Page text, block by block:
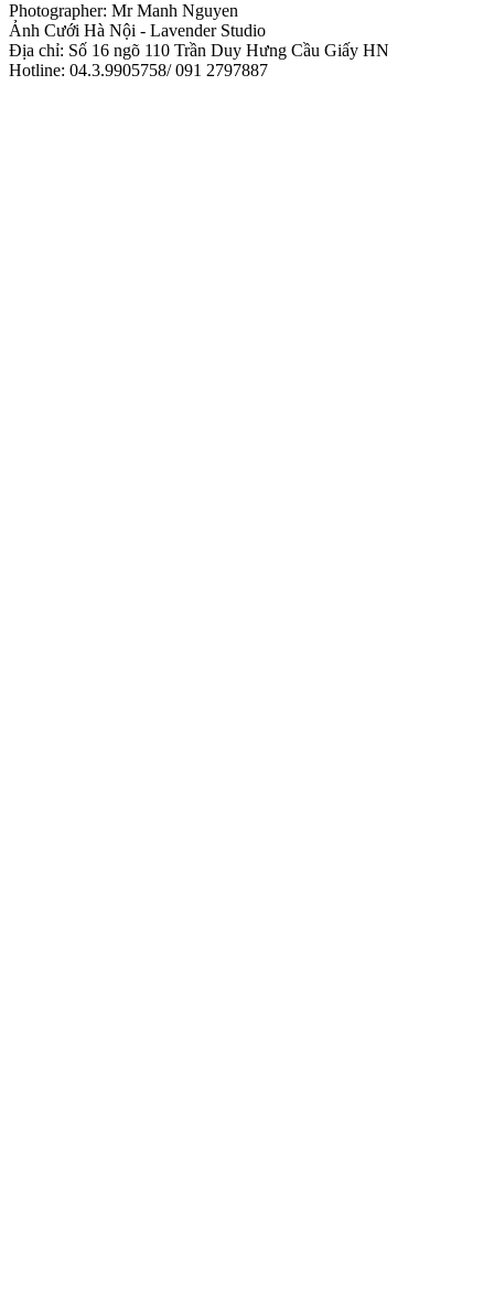
Photographer: Mr Manh Nguyen
Ảnh Cưới Hà Nội - Lavender Studio
Địa chỉ: Số 16 ngõ 110 Trần Duy Hưng Cầu Giấy HN
Hotline: 04.3.9905758/ 091 2797887